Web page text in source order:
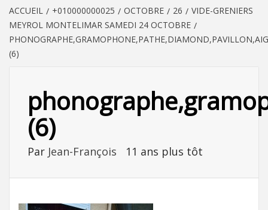
ACCUEIL +010000000025 OCTOBRE 26
VIDE-GRENIERS
MEYROL MONTELIMAR SAMEDI 24 OCTOBRE
(6)
(6)
Par Jean-François 11 ans plus tôt